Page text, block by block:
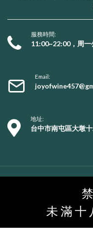
服務時間:
11:00~22:00，周一
Email:
地址:
台中市南屯區大墩
未滿十
Copyright ©
服務條款